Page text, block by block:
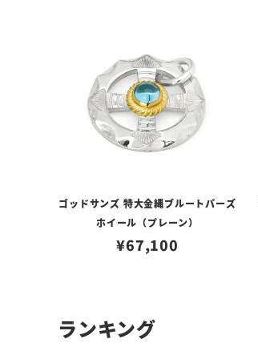
ゴッドサンズ 特大金縄ブルートパーズ
ホイール（プレーン）
¥67,100
ランキング